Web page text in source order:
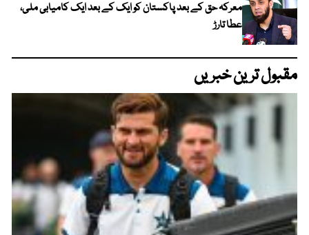
معرکہ حق کے بعد پاکستان کو ایک کے بعد ایک کامیابی ملی،
عطا تارڑ
مقبول ترین خبریں